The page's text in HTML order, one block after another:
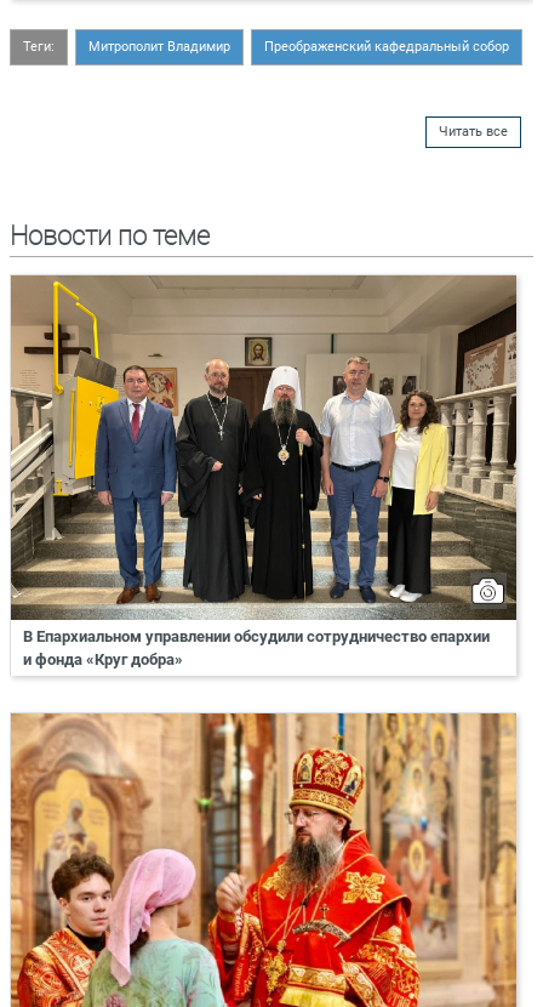
Теги: Митрополит Владимир Преображенский кафедральный собор
Читать все
Новости по теме
В Епархиальном управлении обсудили сотрудничество епархии
и фонда «Круг добра»